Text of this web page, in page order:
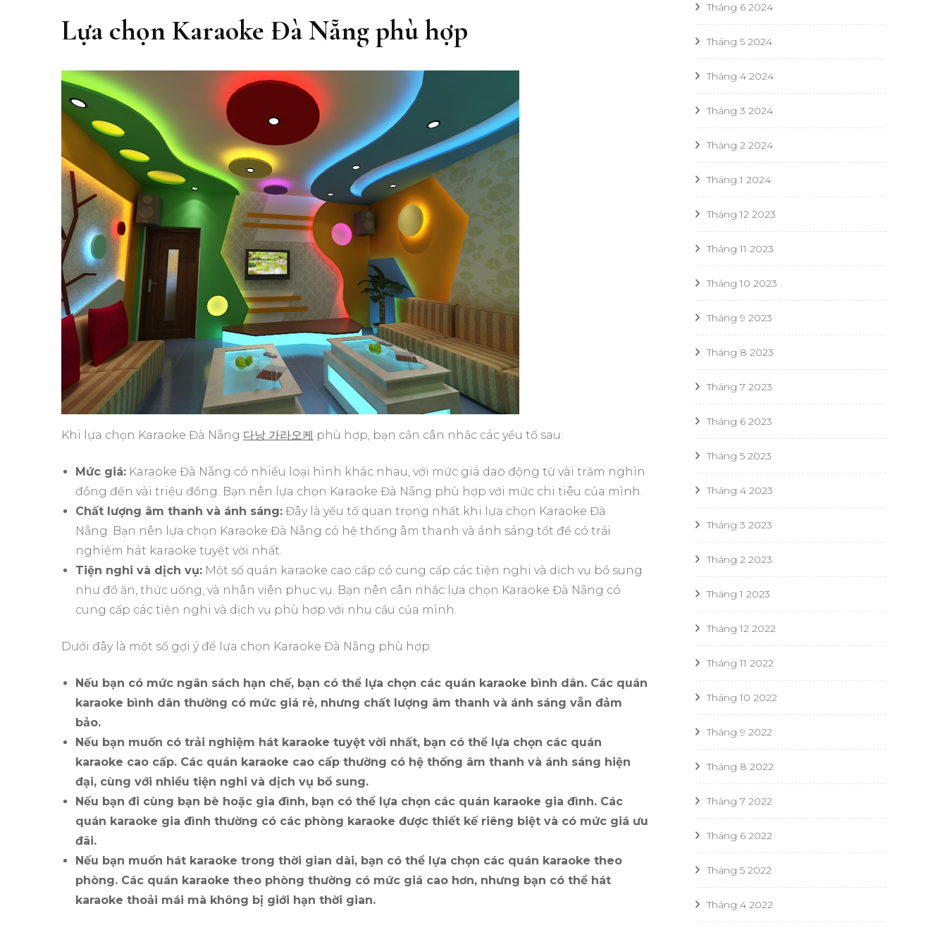
Lựa chọn Karaoke Đà Nẵng phù hợp
Khi lựa chọn Karaoke Đà Nẵng 다낭 가라오케 phù hợp, bạn cần cân nhắc các yếu tố sau:
Mức giá: Karaoke Đà Nẵng có nhiều loại hình khác nhau, với mức giá dao động từ vài trăm nghìn
đồng đến vài triệu đồng. Bạn nên lựa chọn Karaoke Đà Nẵng phù hợp với mức chi tiêu của mình.
Chất lượng âm thanh và ánh sáng: Đây là yếu tố quan trọng nhất khi lựa chọn Karaoke Đà
Nẵng. Bạn nên lựa chọn Karaoke Đà Nẵng có hệ thống âm thanh và ánh sáng tốt để có trải
nghiệm hát karaoke tuyệt vời nhất.
Tiện nghi và dịch vụ: Một số quán karaoke cao cấp có cung cấp các tiện nghi và dịch vụ bổ sung
như đồ ăn, thức uống, và nhân viên phục vụ. Bạn nên cân nhắc lựa chọn Karaoke Đà Nẵng có
cung cấp các tiện nghi và dịch vụ phù hợp với nhu cầu của mình.
Dưới đây là một số gợi ý để lựa chọn Karaoke Đà Nẵng phù hợp:
Nếu bạn có mức ngân sách hạn chế, bạn có thể lựa chọn các quán karaoke bình dân. Các quán
karaoke bình dân thường có mức giá rẻ, nhưng chất lượng âm thanh và ánh sáng vẫn đảm
bảo.
Nếu bạn muốn có trải nghiệm hát karaoke tuyệt vời nhất, bạn có thể lựa chọn các quán
karaoke cao cấp. Các quán karaoke cao cấp thường có hệ thống âm thanh và ánh sáng hiện
đại, cùng với nhiều tiện nghi và dịch vụ bổ sung.
Nếu bạn đi cùng bạn bè hoặc gia đình, bạn có thể lựa chọn các quán karaoke gia đình. Các
quán karaoke gia đình thường có các phòng karaoke được thiết kế riêng biệt và có mức giá ưu
đãi.
Nếu bạn muốn hát karaoke trong thời gian dài, bạn có thể lựa chọn các quán karaoke theo
phòng. Các quán karaoke theo phòng thường có mức giá cao hơn, nhưng bạn có thể hát
karaoke thoải mái mà không bị giới hạn thời gian.
Tháng 6 2024
Tháng 5 2024
Tháng 4 2024
Tháng 3 2024
Tháng 2 2024
Tháng 1 2024
Tháng 12 2023
Tháng 11 2023
Tháng 10 2023
Tháng 9 2023
Tháng 8 2023
Tháng 7 2023
Tháng 6 2023
Tháng 5 2023
Tháng 4 2023
Tháng 3 2023
Tháng 2 2023
Tháng 1 2023
Tháng 12 2022
Tháng 11 2022
Tháng 10 2022
Tháng 9 2022
Tháng 8 2022
Tháng 7 2022
Tháng 6 2022
Tháng 5 2022
Tháng 4 2022